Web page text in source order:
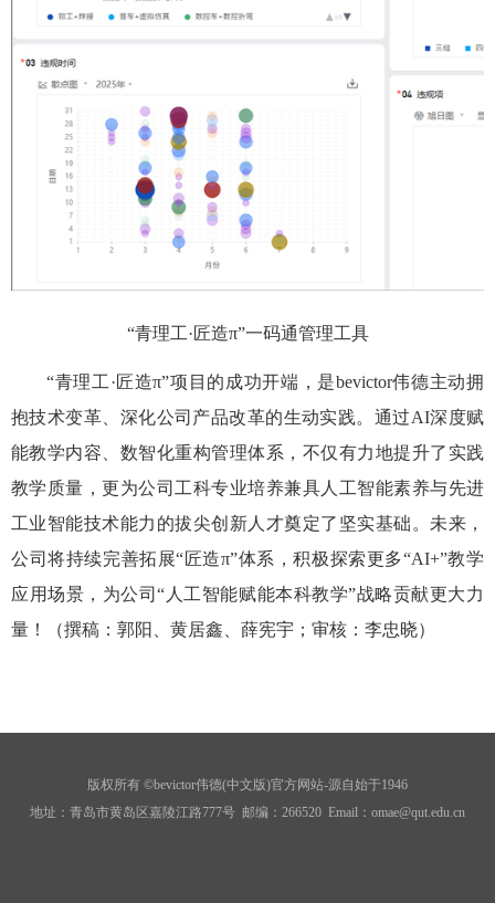
“青理工·匠造π”一码通管理工具
“青理工·匠造π”项目的成功开端，是bevictor伟德主动拥
抱技术变革、深化公司产品改革的生动实践。通过AI深度赋
能教学内容、数智化重构管理体系，不仅有力地提升了实践
教学质量，更为公司工科专业培养兼具人工智能素养与先进
工业智能技术能力的拔尖创新人才奠定了坚实基础。未来，
公司将持续完善拓展“匠造π”体系，积极探索更多“AI+”教学
应用场景，为公司“人工智能赋能本科教学”战略贡献更大力
量！（撰稿：郭阳、黄居鑫、薛宪宇；审核：李忠晓）
版权所有 ©bevictor伟德(中文版)官方网站-源自始于1946
地址：青岛市黄岛区嘉陵江路777号 邮编：266520 Email ： omae@qut.edu.cn